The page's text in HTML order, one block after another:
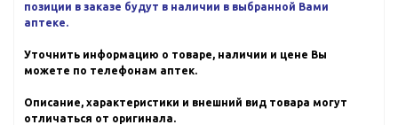
позиции в заказе будут в наличии в выбранной Вами
аптеке.
Уточнить информацию о товаре, наличии и цене Вы
можете по телефонам аптек.
Описание, характеристики и внешний вид товара могут
отличаться от оригинала.